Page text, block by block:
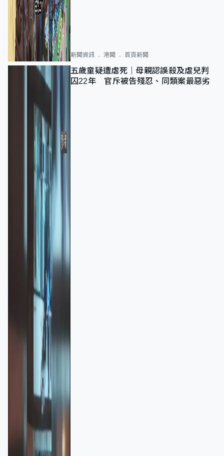
新聞資訊 港聞 首頁新聞
五歲童疑遭虐死｜母親認誤殺及虐兒判
囚22年 官斥被告殘忍、同類案最惡劣